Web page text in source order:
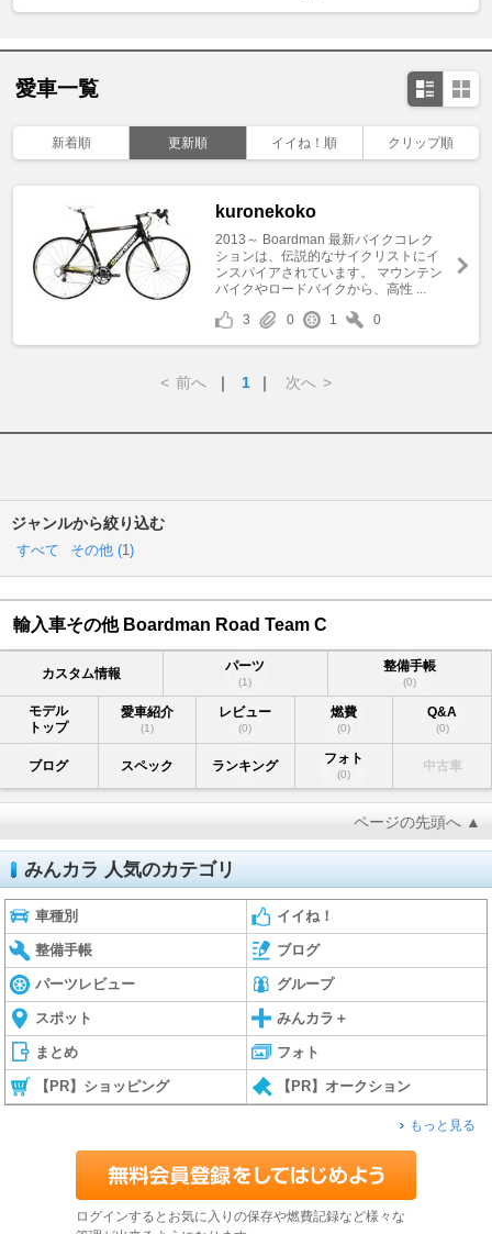
愛車一覧
新着順 更新順 イイね！順 クリップ順
kuronekoko
2013～ Boardman 最新バイクコレク
ションは、伝説的なサイクリストにイ
ンスパイアされています。 マウンテン
バイクやロードバイクから、高性 ...
3
0 1 0
< 前へ ｜ 1 ｜ 次へ >
ジャンルから絞り込む
すべて その他 (1)
輸入車その他 Boardman Road Team C
カスタム情報 パーツ
(1)
整備手帳
(0)
モデル
トップ
愛車紹介
(1)
レビュー
(0)
燃費
(0)
Q&A
(0)
ブログ スペック ランキング フォト
(0)
中古車
ページの先頭へ ▲
みんカラ 人気のカテゴリ
車種別 イイね！
整備手帳 ブログ
パーツレビュー グループ
スポット みんカラ＋
まとめ フォト
【PR】ショッピング 【PR】オークション
もっと見る
ログインするとお気に入りの保存や燃費記録など様々な